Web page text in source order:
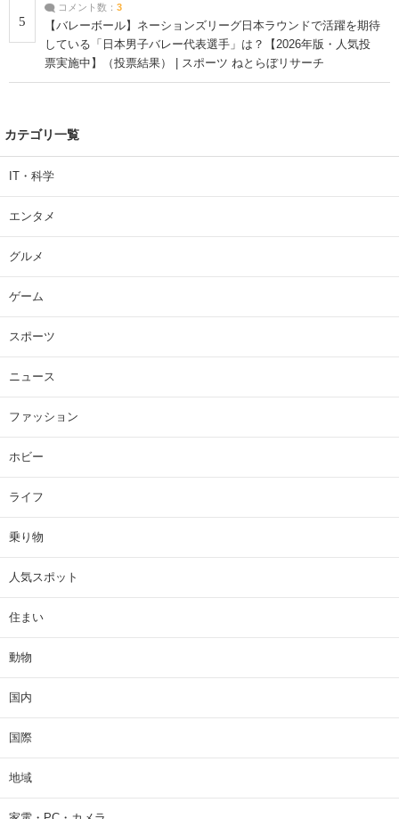
5
コメント数： 3
【バレーボール】ネーションズリーグ日本ラウンドで活躍を期待
している「日本男子バレー代表選手」は？【2026年版・人気投
票実施中】（投票結果） | スポーツ ねとらぼリサーチ
カテゴリ一覧
IT・科学
エンタメ
グルメ
ゲーム
スポーツ
ニュース
ファッション
ホビー
ライフ
乗り物
人気スポット
住まい
動物
国内
国際
地域